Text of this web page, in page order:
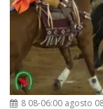
8 08-06:00 agosto